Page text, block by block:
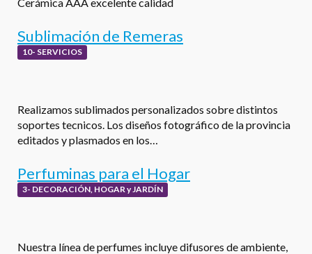
Sublimación de Remeras
10- SERVICIOS
Realizamos sublimados personalizados sobre distintos
soportes tecnicos. Los diseños fotográfico de la provincia
editados y plasmados en los…
Perfuminas para el Hogar
3- DECORACIÓN, HOGAR y JARDÍN
Nuestra línea de perfumes incluye difusores de ambiente,